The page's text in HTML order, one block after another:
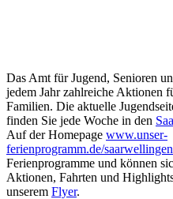
Das Amt für Jugend, Senioren
jedem Jahr zahlreiche Aktionen
Familien. Die aktuelle
finden Sie jede Woche in den
Auf der Homepage www.unser-
ferienprogramm.de/saarwellingen
Ferienprogramme und können
Aktionen, Fahrten und
unserem Flyer.